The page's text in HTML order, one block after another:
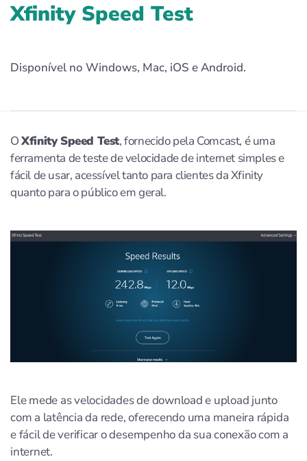
Xfinity Speed Test
Disponível no Windows, Mac, iOS e Android.
OXfinity Speed Test, fornecido pela Comcast, é uma
ferramenta de teste de velocidade de internet simples e
fácil de usar, acessível tanto para clientes da Xfinity
quanto para o público em geral.
Ele mede as velocidades de download e upload junto
com a latência da rede, oferecendo uma maneira rápida
e fácil de verificar o desempenho da sua conexão com a
internet.